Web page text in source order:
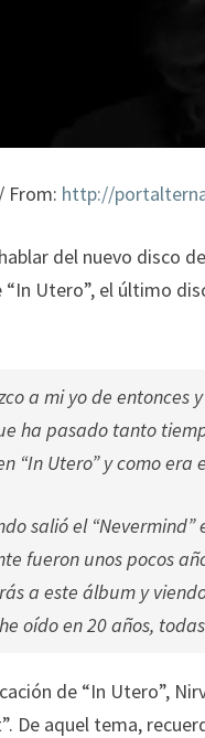
From: http://
del nuevo disco
Utero”, el último
a mi yo de
ha pasado tanto
“In Utero” y como
salió el
fueron unos pocos
a este álbum y
oído en 20 años,
de “In Utero”,
De aquel tema,